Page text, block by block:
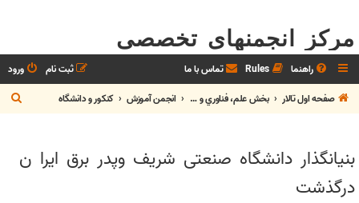
مرکز انجمنهای تخصصی
راهنما Rules تماس با ما ورود
ثبت نام
صفحه اول تالار
بخش علم، فناوري و آموزش انجمن آموزش کنکور و دانشگاه
س
بنیانگذار دانشگاه صنعتی شریف وپدر برق ايرا ن
درگذشت